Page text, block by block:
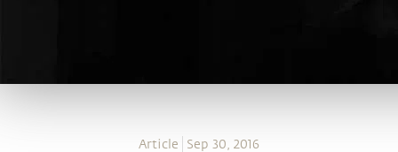
Article Sep 30, 2016